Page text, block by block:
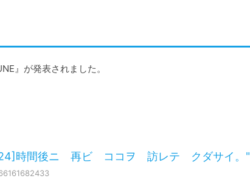
』が発表されました。
時間後ニ 再ビ ココヲ 訪レテ クダサイ。"